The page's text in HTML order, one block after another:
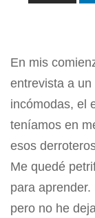
En mis
entrevista a
incómodas, el
teníamos en
esos
Me quedé
para
pero no he